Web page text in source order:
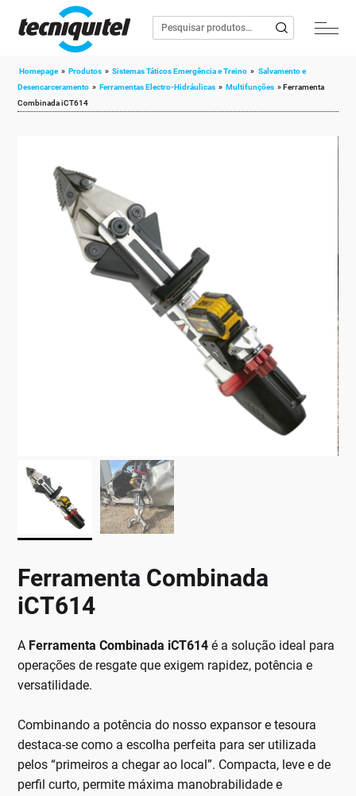
Homepage » Produtos » Sistemas Táticos Emergência e Treino » Salvamento e
Desencarceramento » Ferramentas Electro-Hidráulicas » Multifunções »Ferramenta
Combinada iCT614
Ferramenta Combinada
iCT614
A Ferramenta Combinada iCT614 é a solução ideal para
operações de resgate que exigem rapidez, potência e
versatilidade.
Combinando a potência do nosso expansor e tesoura
destaca-se como a escolha perfeita para ser utilizada
pelos “primeiros a chegar ao local”. Compacta, leve e de
perfil curto, permite máxima manobrabilidade e